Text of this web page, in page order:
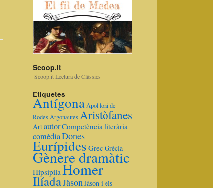
Scoop.it
Scoop.it Lectura de Clàssics
Etiquetes
AntígonaApol·loni de
RodesArgonautesAristòfanes
ArtautorCompetència literària
comèdiaDones
Eurípides Grec Grècia
Gènere dramàtic
Hipsípila Homer
IlíadaJàsonJàson i els